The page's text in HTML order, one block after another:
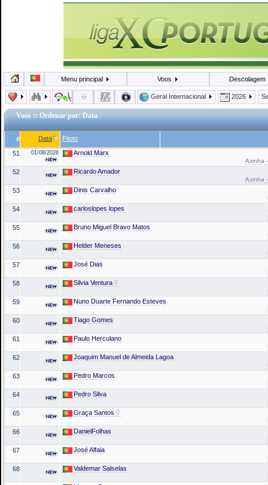
Menu principal Voos Descolagem
Geral Internacional 2026
Voos :: Ordenar por: Data
# Data Piloto
51 01/08/2026 Arnold Marx
Azinha
52 Ricardo Amador
Azinha
53 Dinis Carvalho
54 carloslopes lopes
55 Bruno Miguel Bravo Matos
56 Helder Meneses
57 José Dias
58 Silvia Ventura
59 Nuno Duarte Fernando Esteves
60 Tiago Gomes
61 Paulo Herculano
62 Joaquim Manuel de Almeida Lagoa
63 Pedro Marcos
64 Pedro Silva
65 Graça Santos
66 DanielFolhas
67 José Alfaia
68 Valdemar Salselas